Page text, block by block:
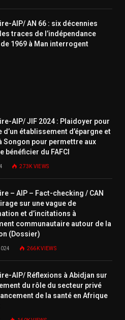
AIP/ AN 66 : six décennies
traces de l’indépendance
1969 à Man interrogent
AIP/ JIF 2024 : Plaidoyer pour
d’un établissement d’épargne et
Songon pour permettre aux
bénéficier du FAFCI
273K VIEWS
– AIP – Fact-checking / CAN
sur une vague de
et d’incitations à
communautaire autour de la
(Dossier)
266KVIEWS
AIP/ Réflexions à Abidjan sur
du rôle du secteur privé
de la santé en Afrique